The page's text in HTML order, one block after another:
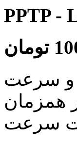
PPTP -
تومان
و سرعت
همزمان
سرعت